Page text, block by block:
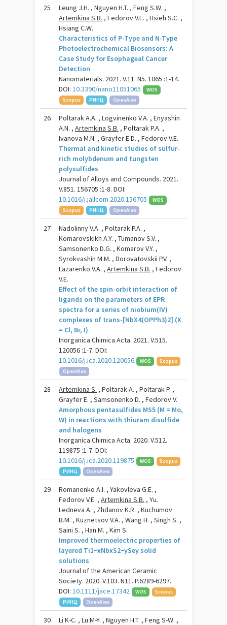
25
Leung J.H. , Nguyen H.T. , Feng S.W. ,
Artemkina S.B. , Fedorov V.E. , Hsieh S.C. ,
Hsiang C.W.
Characteristics of P-Type and N-Type
Photoelectrochemical Biosensors: A
Case Study for Esophageal Cancer
Detection
Nanomaterials. 2021. V.11. N5. 1065 :1-14.
DOI:10.3390/nano11051065
WOS
Scopus
РИНЦ OpenAlex
26
Poltarak A.A. , Logvinenko V.A. , Enyashin
A.N. ,Artemkina S.B. , Poltarak P.A. ,
Ivanova M.N. , Grayfer E.D. , Fedorov V.E.
Thermal and kinetic studies of sulfur-
rich molybdenum and tungsten
polysulfides
Journal of Alloys and Compounds. 2021.
V.851. 156705 :1-8. DOI:
10.1016/j.jallcom.2020.156705
WOS
Scopus
РИНЦ OpenAlex
27
Nadolinny V.A. , Poltarak P.A. ,
Komarovskikh A.Y. , Tumanov S.V. ,
Samsonenko D.G. , Komarov V.Y. ,
Syrokvashin M.M. , Dorovatovskii P.V. ,
Lazarenko V.A. ,Artemkina S.B. , Fedorov
V.E.
Effect of the spin-orbit interaction of
ligands on the parameters of EPR
spectra for a series of niobium(IV)
complexes of trans-[NbX4(OPPh3)2] (X
= Cl, Br, I)
Inorganica Chimica Acta. 2021. V.515.
120056 :1-7. DOI:
10.1016/j.ica.2020.120056
WOS
Scopus
OpenAlex
28 Artemkina S. , Poltarak A. , Poltarak P. ,
Grayfer E. , Samsonenko D. , Fedorov V.
Amorphous pentasulfides MS5 (M = Mo,
W) in reactions with thiuram disulfide
and halogens
Inorganica Chimica Acta. 2020. V.512.
119875 :1-7. DOI:
10.1016/j.ica.2020.119875
WOS
Scopus
РИНЦ
OpenAlex
29
Romanenko A.I. , Yakovleva G.E. ,
Fedorov V.E. ,Artemkina S.B. , Yu.
Ledneva A. , Zhdanov K.R. , Kuchumov
B.M. , Kuznetsov V.A. , Wang H. , Singh S. ,
Saini S. , Han M. , Kim S.
Improved thermoelectric properties of
layered Ti1−xNbxS2−ySey solid
solutions
Journal of the American Ceramic
Society. 2020. V.103. N11. P.6289-6297.
DOI:10.1111/jace.17342 WOS
Scopus
РИНЦ
OpenAlex
30
Li K-C. , Lu M-Y. , Nguyen H.T. , Feng S-W. ,